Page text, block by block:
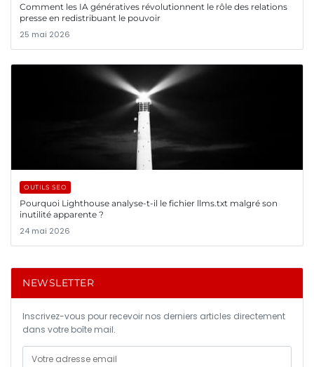
Comment les IA génératives révolutionnent le rôle des relations
presse en redistribuant le pouvoir
25 mai 2026
OUTILS SEO
Pourquoi Lighthouse analyse-t-il le fichier llms.txt malgré son
inutilité apparente ?
24 mai 2026
NEWSLETTER
Inscrivez-vous pour recevoir nos derniers articles directement
dans votre boîte mail.